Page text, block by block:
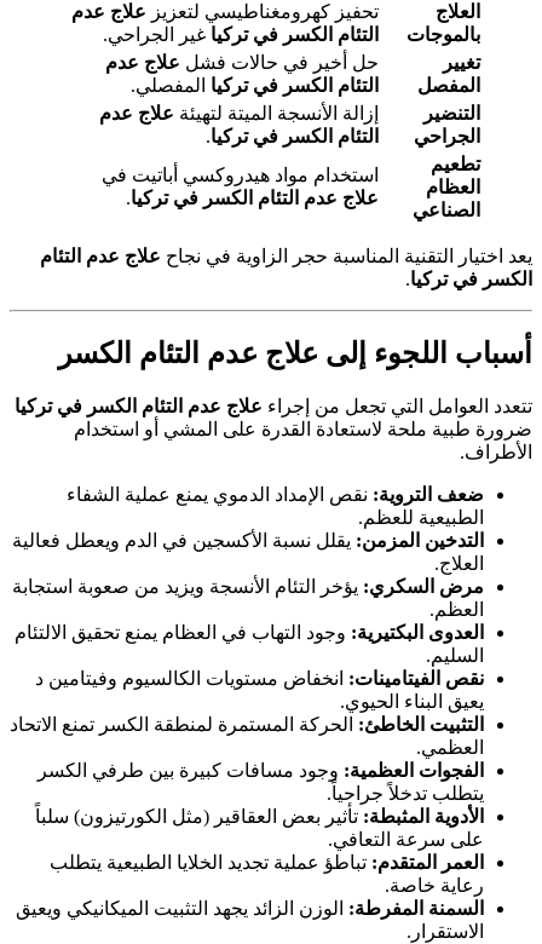
العلاج
بالموجات
تحفيز كهرومغناطيسي لتعزيز علاج عدم
التئام الكسر في تركيا غير الجراحي.
تغيير
المفصل
حل أخير في حالات فشل علاج عدم
التئام الكسر في تركيا المفصلي.
التنضير
الجراحي
إزالة الأنسجة الميتة لتهيئة علاج عدم
التئام الكسر في تركيا.
تطعيم
العظام
الصناعي
استخدام مواد هيدروكسي أباتيت في
علاج عدم التئام الكسر في تركيا.
يعد اختيار التقنية المناسبة حجر الزاوية في نجاح علاج عدم التئام
الكسر في تركيا.
أسباب اللجوء إلى علاج عدم التئام الكسر
تتعدد العوامل التي تجعل من إجراء علاج عدم التئام الكسر في تركيا
ضرورة طبية ملحة لاستعادة القدرة على المشي أو استخدام
الأطراف.
ضعف التروية: نقص الإمداد الدموي يمنع عملية الشفاء
الطبيعية للعظم.
التدخين المزمن: يقلل نسبة الأكسجين في الدم ويعطل فعالية
العلاج.
مرض السكري: يؤخر التئام الأنسجة ويزيد من صعوبة استجابة
العظم.
العدوى البكتيرية: وجود التهاب في العظام يمنع تحقيق الالتئام
السليم.
نقص الفيتامينات: انخفاض مستويات الكالسيوم وفيتامين د
يعيق البناء الحيوي.
التثبيت الخاطئ: الحركة المستمرة لمنطقة الكسر تمنع الاتحاد
العظمي.
الفجوات العظمية: وجود مسافات كبيرة بين طرفي الكسر
يتطلب تدخلاً جراحياً.
الأدوية المثبطة: تأثير بعض العقاقير (مثل الكورتيزون) سلباً
على سرعة التعافي.
العمر المتقدم: تباطؤ عملية تجديد الخلايا الطبيعية يتطلب
رعاية خاصة.
السمنة المفرطة: الوزن الزائد يجهد التثبيت الميكانيكي ويعيق
الاستقرار.